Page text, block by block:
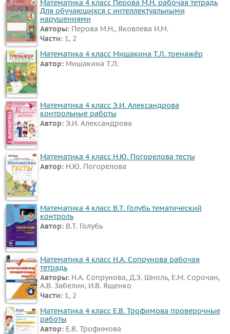
Математика 4 класс Перова М.Н. рабочая тетрадь
Для обучающихся с интеллектуальными
нарушениями
Авторы: Перова М.Н., Яковлева И.М.
Части: 1, 2
Математика 4 класс Мишакина Т.Л. тренажёр
Автор: Мишакина Т.Л.
Математика 4 класс Э.И. Александрова
контрольные работы
Автор: Э.И. Александрова
Математика 4 класс Н.Ю. Погорелова тесты
Автор: Н.Ю. Погорелова
Математика 4 класс В.Т. Голубь тематический
контроль
Автор: В.Т. Голубь
Математика 4 класс Н.А. Сопрунова рабочая
тетрадь
Авторы: Н.А. Сопрунова, Д.Э. Шноль, Е.М. Сорочан,
А.В. Забелин, И.В. Ященко
Части: 1, 2
Математика 4 класс Е.В. Трофимова проверочные
работы
Автор: Е.В. Трофимова